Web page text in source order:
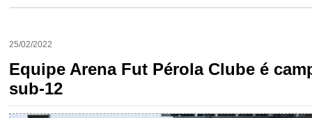
25/02/2022
Equipe Arena Fut Pérola Clube é
sub-12